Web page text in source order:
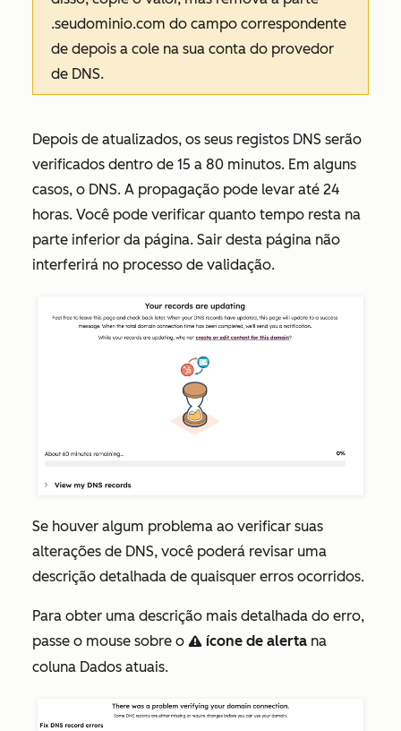
.seudominio.com do campo correspondente
de depois a cole na sua conta do provedor
de DNS.
Depois de atualizados, os seus registos DNS serão
verificados dentro de 15 a 80 minutos. Em alguns
casos, o DNS. A propagação pode levar até 24
horas. Você pode verificar quanto tempo resta na
parte inferior da página. Sair desta página não
interferirá no processo de validação.
Se houver algum problema ao verificar suas
alterações de DNS, você poderá revisar uma
descrição detalhada de quaisquer erros ocorridos.
Para obter uma descrição mais detalhada do erro,
passe o mouse sobre o warning ícone de alerta na
coluna Dados atuais.